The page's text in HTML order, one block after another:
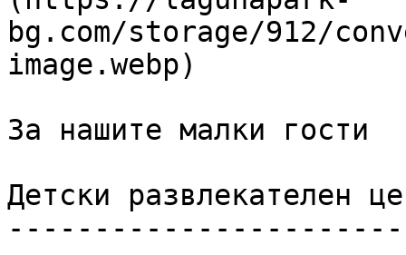
bg.com/storage/912/
image.webp)
За нашите малки гости
Детски развлекателен